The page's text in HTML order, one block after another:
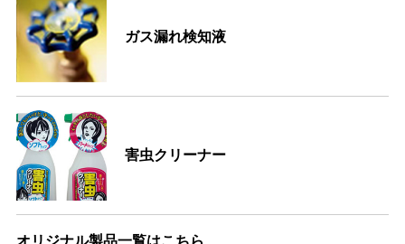
ガス漏れ検知液
害虫クリーナー
オリジナル製品一覧はこちら